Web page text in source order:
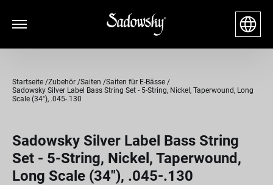
Startseite Zubehör Saiten
Saiten für E-Bässe
Sadowsky Silver Label Bass String Set - 5-String, Nickel, Taperwound, Long
Scale (34"), .045-.130
Sadowsky Silver Label Bass String
Set - 5-String, Nickel, Taperwound,
Long Scale (34"), .045-.130